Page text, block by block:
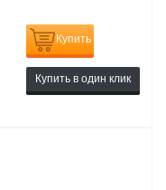
Купить
Купить в один клик